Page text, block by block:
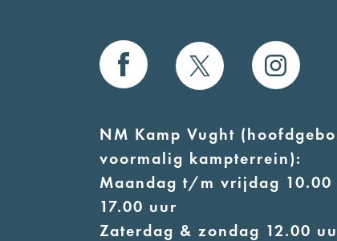
NM Kamp Vught
voormalig kampterrein):
Maandag t/m vrijdag 10.00
17.00 uur
Zaterdag & zondag 12.00